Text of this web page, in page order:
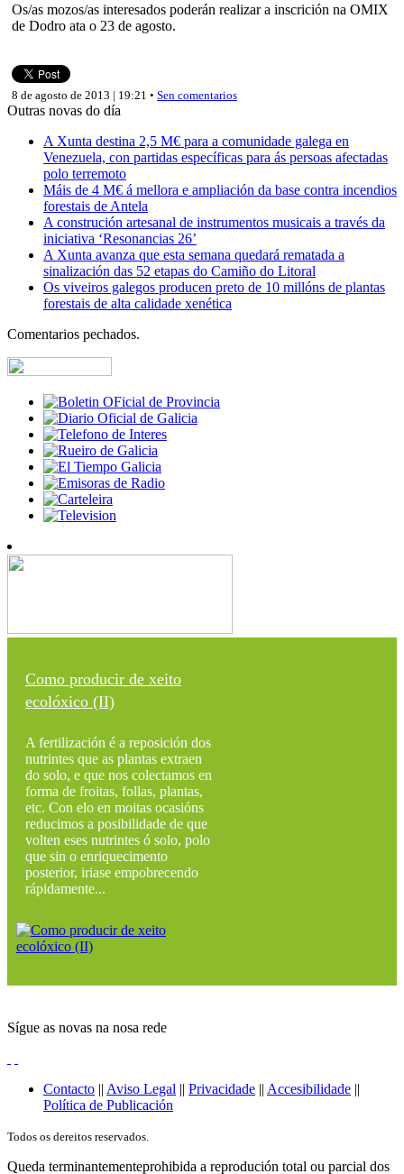
Os/as mozos/as interesados poderán realizar a inscrición na OMIX
de Dodro ata o 23 de agosto.
8 de agosto de 2013 | 19:21 • Sen comentarios
Outras novas do día
A Xunta destina 2,5 M€ para a comunidade galega en
Venezuela, con partidas específicas para ás persoas afectadas
polo terremoto
Máis de 4 M€ á mellora e ampliación da base contra incendios
forestais de Antela
A construción artesanal de instrumentos musicais a través da
iniciativa ‘Resonancias 26’
A Xunta avanza que esta semana quedará rematada a
sinalización das 52 etapas do Camiño do Litoral
Os viveiros galegos producen preto de 10 millóns de plantas
forestais de alta calidade xenética
Comentarios pechados.
Como producir de xeito
ecolóxico (II)
A fertilización é a reposición dos
nutrintes que as plantas extraen
do solo, e que nos colectamos en
forma de froitas, follas, plantas,
etc. Con elo en moitas ocasións
reducimos a posibilidade de que
volten eses nutrintes ó solo, polo
que sin o enriquecimento
posterior, iriase empobrecendo
rápidamente...
Sígue as novas na nosa rede
Contacto || Aviso Legal || Privacidade || Accesibilidade ||
Política de Publicación
Todos os dereitos reservados.
Queda terminantementeprohibida a reprodución total ou parcial dos